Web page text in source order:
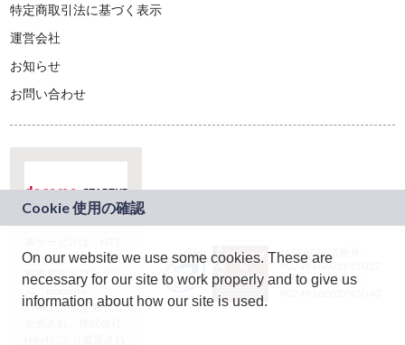
特定商取引法に基づく表示
運営会社
お知らせ
お問い合わせ
ドコモグループの新
規事業創出プログラ
ム「docomo
STARTUP」を通じて
JASRAC許諾番号：
9024936001Y45037
JASRAC許諾番号：
On our website we use some cookies. These are
necessary for our site to work properly and to give us
information about how our site is used.